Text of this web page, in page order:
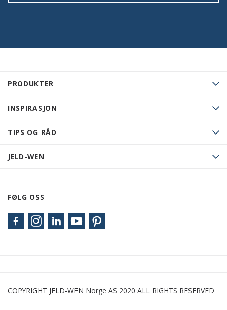
PRODUKTER
INSPIRASJON
TIPS OG RÅD
JELD-WEN
FØLG OSS
COPYRIGHT JELD-WEN Norge AS 2020 ALL RIGHTS RESERVED